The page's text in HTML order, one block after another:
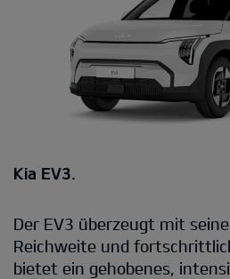
Kia EV3.
Der EV3 überzeugt mit
Reichweite und
bietet ein gehobenes,